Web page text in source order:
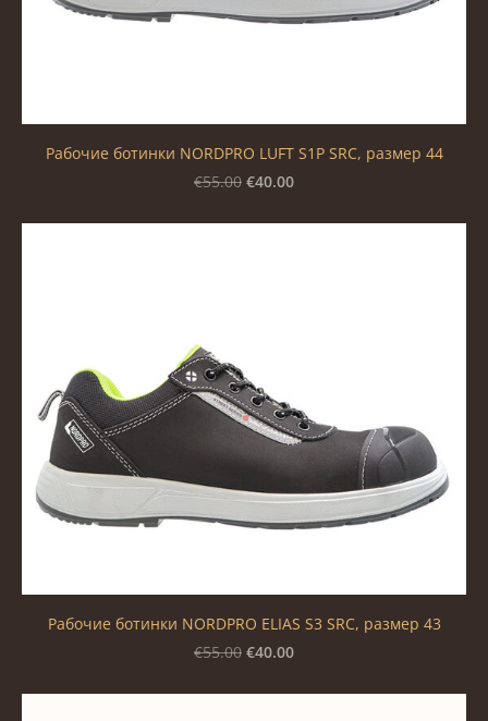
Рабочие ботинки NORDPRO LUFT S1P SRC, размер 44
€55.00 €40.00
Рабочие ботинки NORDPRO ELIAS S3 SRC, размер 43
€55.00 €40.00